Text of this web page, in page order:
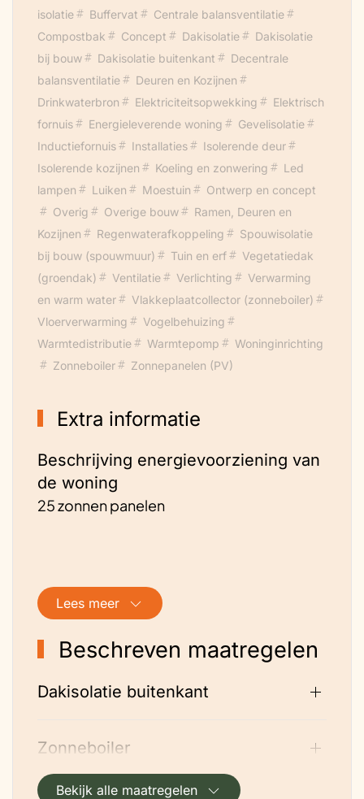
isolatie
Buffervat
Centrale balansventilatie
Compostbak
Concept Dakisolatie
Dakisolatie
bij bouw
Dakisolatie buitenkant
Decentrale
balansventilatie
Deuren en Kozijnen
Drinkwaterbron
Elektriciteitsopwekking
Elektrisch
fornuis
Energieleverende woning
Gevelisolatie
Inductiefornuis
Installaties
Isolerende deur
Isolerende kozijnen
Koeling en zonwering
Led
lampen
Luiken Moestuin
Ontwerp en concept
Overig
Overige bouw
Ramen, Deuren en
Kozijnen
Regenwaterafkoppeling
Spouwisolatie
bij bouw (spouwmuur)
Tuin en erf
Vegetatiedak
(groendak)
Ventilatie Verlichting
Verwarming
en warm water
Vlakkeplaatcollector (zonneboiler)
Vloerverwarming
Vogelbehuizing
Warmtedistributie
Warmtepomp
Woninginrichting
Zonneboiler
Zonnepanelen (PV)
Extra informatie
Beschrijving energievoorziening van
de woning
25 zonnen panelen
Lees meer
Beschreven maatregelen
Dakisolatie buitenkant
Zonneboiler
Bekijk alle maatregelen